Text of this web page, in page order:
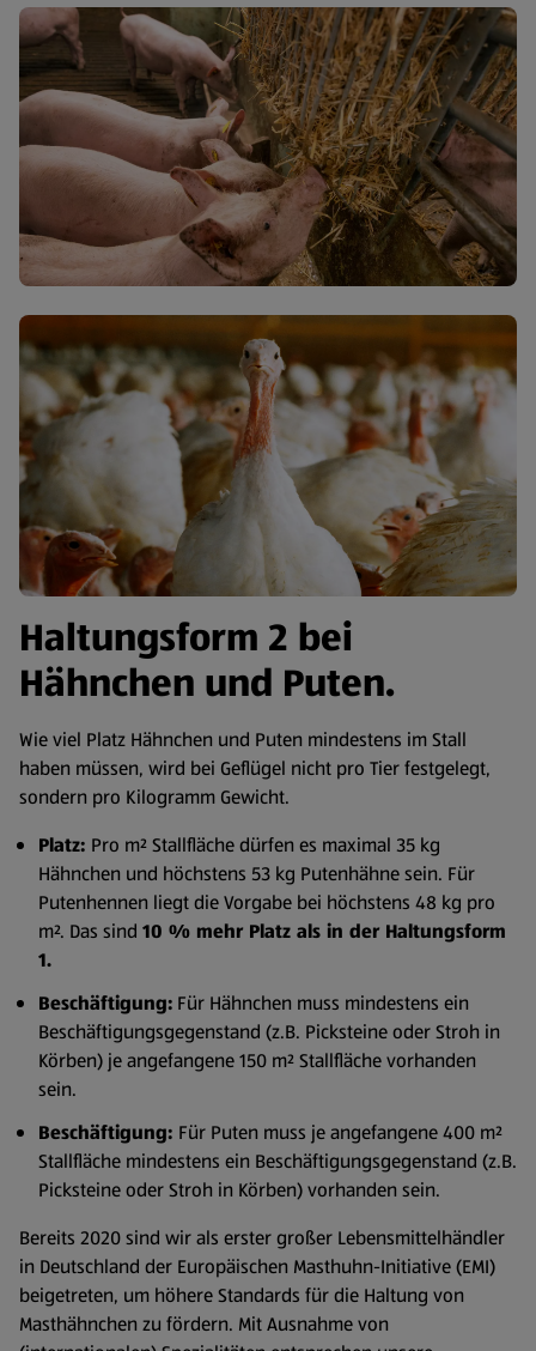
Haltungsform 2 bei
Hähnchen und Puten.
Wie viel Platz Hähnchen und Puten mindestens im Stall
haben müssen, wird bei Geflügel nicht pro Tier festgelegt,
sondern pro Kilogramm Gewicht.
Platz: Pro m² Stallfläche dürfen es maximal 35 kg
Hähnchen und höchstens 53 kg Putenhähne sein. Für
Putenhennen liegt die Vorgabe bei höchstens 48 kg pro
m². Das sind 10 % mehr Platz als in der Haltungsform
1.
Beschäftigung: Für Hähnchen muss mindestens ein
Beschäftigungsgegenstand (z.B. Picksteine oder Stroh in
Körben) je angefangene 150 m² Stallfläche vorhanden
sein.
Beschäftigung: Für Puten muss je angefangene 400 m²
Stallfläche mindestens ein Beschäftigungsgegenstand (z.B.
Picksteine oder Stroh in Körben) vorhanden sein.
Bereits 2020 sind wir als erster großer Lebensmittelhändler
in Deutschland der Europäischen Masthuhn-Initiative (EMI)
beigetreten, um höhere Standards für die Haltung von
Masthähnchen zu fördern. Mit Ausnahme von